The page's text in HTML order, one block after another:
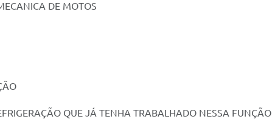
DE MOTOS
QUE JÁ TENHA TRABALHADO NESSA FUNÇÃO